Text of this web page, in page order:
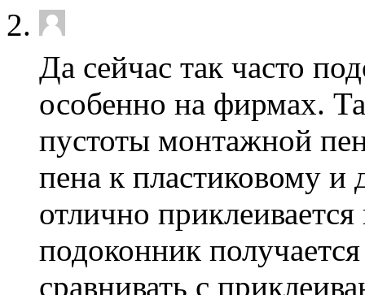
Да сейчас так часто
особенно на фирмах.
пустоты монтажной
пена к пластиковому и
отлично
подоконник
сравнивать с